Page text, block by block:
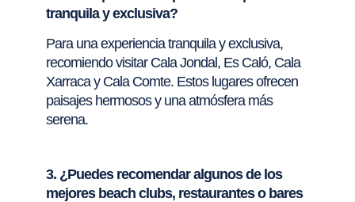
tranquila y exclusiva?
Para una experiencia tranquila y exclusiva,
recomiendo visitar Cala Jondal, Es Caló, Cala
Xarraca y Cala Comte. Estos lugares ofrecen
paisajes hermosos y una atmósfera más
serena.
3. ¿Puedes recomendar algunos de los
mejores beach clubs, restaurantes o bares